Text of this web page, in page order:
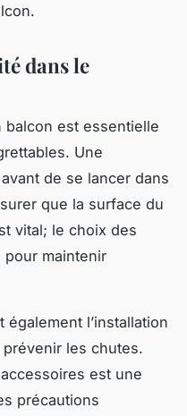
dans le
balcon est essentielle
Une
de se lancer dans
que la surface du
vital; le choix des
maintenir
également l’installation
les chutes.
est une
précautions